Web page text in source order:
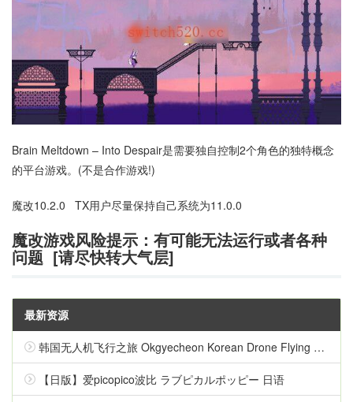
Brain Meltdown – Into Despair是需要独自控制2个角色的独特概念
的平台游戏。(不是合作游戏!)
魔改10.2.0 TX用户尽量保持自己系统为11.0.0
魔改游戏风险提示：有可能无法运行或者各种
问题 [请尽快转大气层]
最新资源
韩国无人机飞行之旅 Okgyecheon Korean Drone Flying Tour Okgyecheon 中文
【日版】爱picopico波比 ラブピカルポッピー 日语